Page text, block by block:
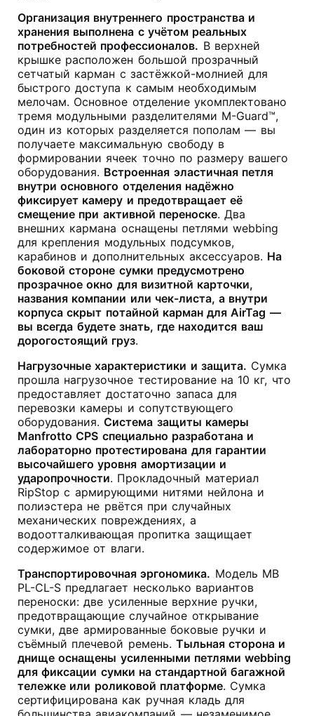
Организация внутреннего пространства и
хранения выполнена с учётом реальных
потребностей профессионалов. В верхней
крышке расположен большой прозрачный
сетчатый карман с застёжкой-молнией для
быстрого доступа к самым необходимым
мелочам. Основное отделение укомплектовано
тремя модульными разделителями M-Guard™,
один из которых разделяется пополам — вы
получаете максимальную свободу в
формировании ячеек точно по размеру вашего
оборудования. Встроенная эластичная петля
внутри основного отделения надёжно
фиксирует камеру и предотвращает её
смещение при активной переноске. Два
внешних кармана оснащены петлями webbing
для крепления модульных подсумков,
карабинов и дополнительных аксессуаров. На
боковой стороне сумки предусмотрено
прозрачное окно для визитной карточки,
названия компании или чек-листа, а внутри
корпуса скрыт потайной карман для AirTag —
вы всегда будете знать, где находится ваш
дорогостоящий груз.
Нагрузочные характеристики и защита. Сумка
прошла нагрузочное тестирование на 10 кг, что
предоставляет достаточно запаса для
перевозки камеры и сопутствующего
оборудования.Система защиты камеры
Manfrotto CPS специально разработана и
лабораторно протестирована для гарантии
высочайшего уровня амортизации и
ударопрочности. Прокладочный материал
RipStop с армирующими нитями нейлона и
полиэстера не рвётся при случайных
механических повреждениях, а
водоотталкивающая пропитка защищает
содержимое от влаги.
Транспортировочная эргономика. Модель MB
PL-CL-S предлагает несколько вариантов
переноски: две усиленные верхние ручки,
предотвращающие случайное открывание
сумки, две армированные боковые ручки и
съёмный плечевой ремень. Тыльная сторона и
днище оснащены усиленными петлями webbing
для фиксации сумки на стандартной багажной
тележке или роликовой платформе. Сумка
сертифицирована как ручная кладь для